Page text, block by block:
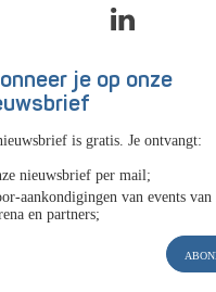
je op onze
is gratis. Je ontvangt:
nieuwsbrief per mail;
aankondigingen van events van
en partners;